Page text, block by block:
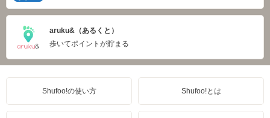
aruku&（あるくと）
歩いてポイントが貯まる
Shufoo!の使い方 Shufoo!とは